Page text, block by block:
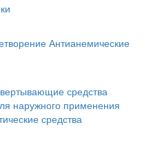
Антианемические
средства
наружного применения
средства